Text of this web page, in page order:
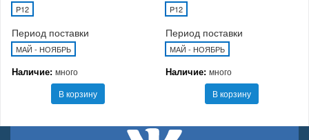
P12
Период поставки
МАЙ - НОЯБРЬ
Наличие: много
В корзину
P12
Период поставки
МАЙ - НОЯБРЬ
Наличие: много
В корзину